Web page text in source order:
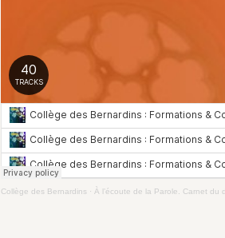
Collège des Bernardins · À l’écoute de la Parole. Carnet du